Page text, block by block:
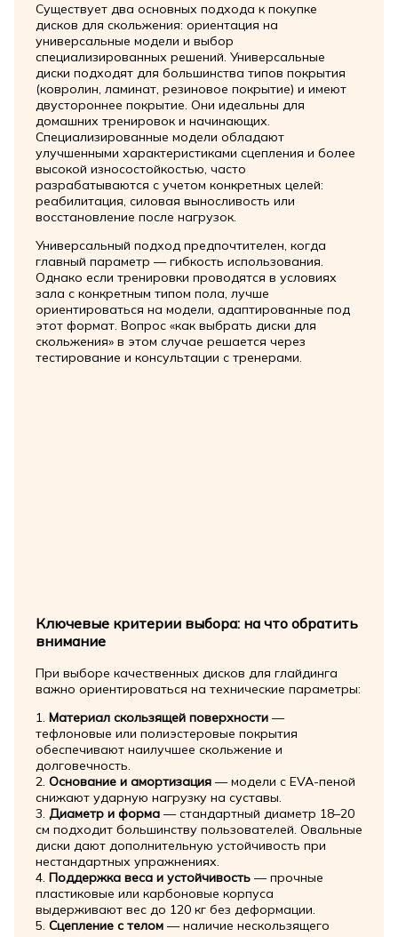
Существует два основных подхода к покупке
дисков для скольжения: ориентация на
универсальные модели и выбор
специализированных решений. Универсальные
диски подходят для большинства типов покрытия
(ковролин, ламинат, резиновое покрытие) и имеют
двустороннее покрытие. Они идеальны для
домашних тренировок и начинающих.
Специализированные модели обладают
улучшенными характеристиками сцепления и более
высокой износостойкостью, часто
разрабатываются с учетом конкретных целей:
реабилитация, силовая выносливость или
восстановление после нагрузок.
Универсальный подход предпочтителен, когда
главный параметр — гибкость использования.
Однако если тренировки проводятся в условиях
зала с конкретным типом пола, лучше
ориентироваться на модели, адаптированные под
этот формат. Вопрос «как выбрать диски для
скольжения» в этом случае решается через
тестирование и консультации с тренерами.
Ключевые критерии выбора: на что обратить
внимание
При выборе качественных дисков для глайдинга
важно ориентироваться на технические параметры:
1. Материал скользящей поверхности—
тефлоновые или полиэстеровые покрытия
обеспечивают наилучшее скольжение и
долговечность.
2. Основание и амортизация— модели с EVA-пеной
снижают ударную нагрузку на суставы.
3. Диаметр и форма— стандартный диаметр 18–20
см подходит большинству пользователей. Овальные
диски дают дополнительную устойчивость при
нестандартных упражнениях.
4. Поддержка веса и устойчивость— прочные
пластиковые или карбоновые корпуса
выдерживают вес до 120 кг без деформации.
5. Сцепление с телом— наличие нескользящего